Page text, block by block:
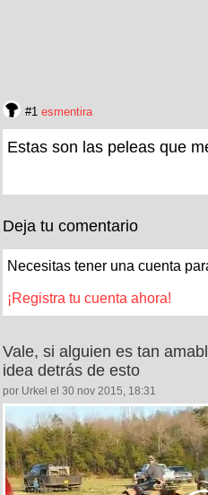
#1 esmentira
Estas son las peleas que
Deja tu comentario
Necesitas tener una cuenta
¡Registra tu cuenta ahora!
Vale, si alguien es tan
idea detrás de esto
por Urkel el 30 nov 2015, 18:31